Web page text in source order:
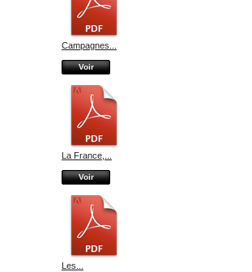
Campagnes...
Voir
La France,...
Voir
Les...